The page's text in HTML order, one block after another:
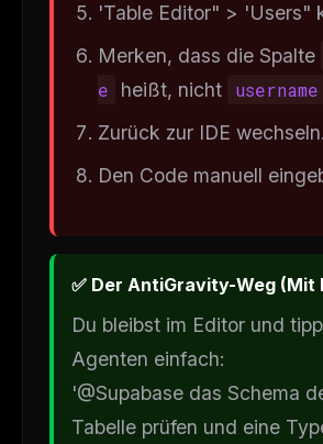
'Table Editor" > 'Users"
Merken, dass die Spalte
e
heißt, nicht username
Zurück zur IDE wechseln.
Den Code manuell
✅ Der AntiGravity-Weg (Mit
Du bleibst im Editor und
Agenten einfach:
'@Supabase das Schema
Tabelle prüfen und eine